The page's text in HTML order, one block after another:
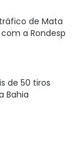
de Mata
a Rondesp
de 50 tiros
Bahia